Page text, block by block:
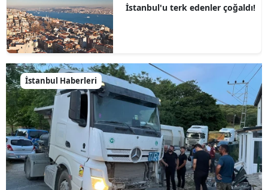
İstanbul'u terk edenler çoğaldı!
İstanbul Haberleri